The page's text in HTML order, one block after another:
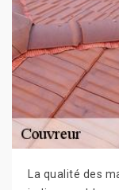
La qualité des